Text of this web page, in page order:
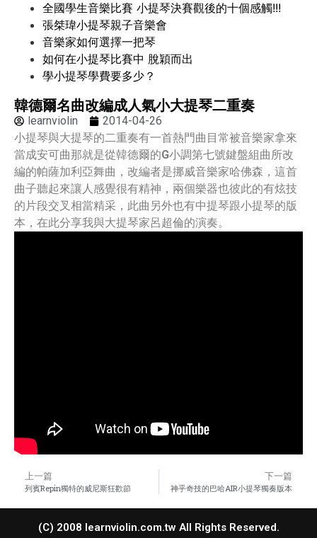
全國學生音樂比賽 小提琴決賽觀後的十個感觸!!!
張桀瑋小提琴親子音樂會
音樂家如何選擇一把琴
如何在小提琴比賽中 脫穎而出
學小提琴學費要多少？
韓德爾名曲改編成人氣小大提琴二重奏
learnviolin
2014-04-26
小提琴與大提琴的二重奏有一首熱門曲目常被音樂家拿來
當成安可曲那就是從韓德爾的G小調第七號鍵盤組曲所改
編的帕薩加利亞舞曲，改編者是挪威音樂家哈佛森，這首
曲子聽起來讓人感覺很有精神，兩個樂器也彼此的有炫技
的片段交叉相當精采，此曲另外也有中提琴跟小提琴的版
本，在此分享我與大提琴家呂超倫的演奏。
上一篇
列賓Repin獨特的威尼斯狂歡節
下一篇
神乎奇技的巴哈AIR小提琴獨奏版本
(C) 2008 learnviolin.com.tw All Rights Reserved.